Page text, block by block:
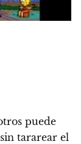
puede
tararear el